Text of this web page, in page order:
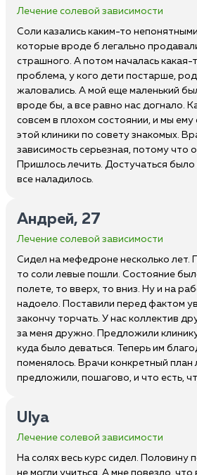
Лечение солевой зависимости
Соли казались каким-то
которые вроде б легально
страшного. А потом началась какая-
проблема, у кого дети постарше,
жаловались. А мой еще маленький
вроде бы, а все равно нас догнало.
совсем в плохом состоянии, и мы
этой клиники по совету знакомых.
зависимость серьезная, потому что
Пришлось лечить. Достучаться
все наладилось.
Андрей, 27
Лечение солевой зависимости
Сидел на мефедроне несколько лет.
то соли левые пошли. Состояние
полете, то вверх, то вниз. Ну и на
надоело. Поставили перед фактом
закончу торчать. У нас коллектив
за меня дружно. Предложили
куда было деваться. Теперь им
поменялось. Врачи конкретный план
предложили, пошагово, и что есть,
Ulya
Лечение солевой зависимости
На солях весь курс сидел. Половину
не могли учиться. А мне повезло,